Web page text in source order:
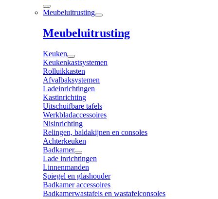
Meubeluitrusting
Meubeluitrusting
Keuken
Keukenkastsystemen
Rolluikkasten
Afvalbaksystemen
Ladeinrichtingen
Kastinrichting
Uitschuifbare tafels
Werkbladaccessoires
Nisinrichting
Relingen, baldakijnen en consoles
Achterkeuken
Badkamer
Lade inrichtingen
Linnenmanden
Spiegel en glashouder
Badkamer accessoires
Badkamerwastafels en wastafelconsoles